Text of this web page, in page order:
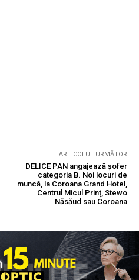
ARTICOLUL URMĂTOR
DELICE PAN angajează șofer
categoria B. Noi locuri de
muncă, la Coroana Grand Hotel,
Centrul Micul Prinț, Stewo
Năsăud sau Coroana